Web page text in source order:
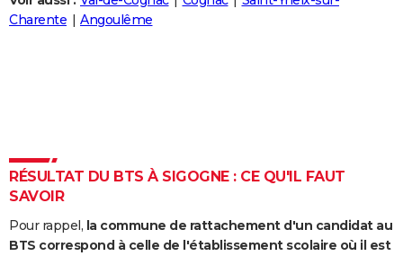
Destinations
City break
Voyage nature
Voyage de noces
Forum
Climat
+
PHOTO
Carte de Noël
Carte Bonne année
Carte Saint-Valentin
Carte Pâques
Carte d'anniversaire
DICTIONNAIRE
Dictionnaire
Biographies
Citations
Expressions
Proverbes
PROGRAMME TV
COPAINS D'AVANT
Charente
Angoulême
RÉSULTAT DU BTS À SIGOGNE : CE QU'IL FAUT
SAVOIR
Pour rappel, la commune de rattachement d'un candidat au
BTS correspond à celle de l'établissement scolaire où il est